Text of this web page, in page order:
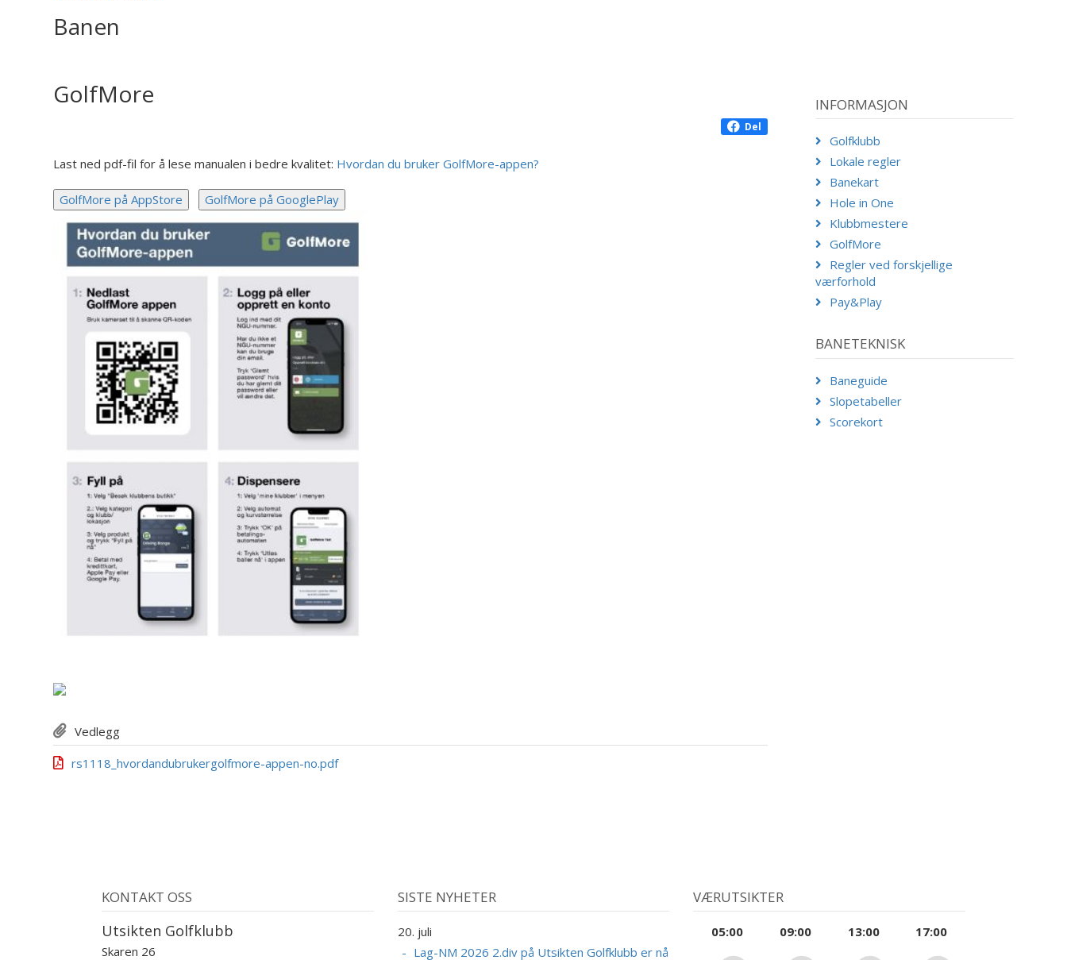
Banen
GolfMore
Del
Last ned pdf-fil for å lese manualen i bedre kvalitet: Hvordan du bruker GolfMore-appen?
Vedlegg
rs1118_hvordandubrukergolfmore-appen-no.pdf
INFORMASJON
Golfklubb
Lokale regler
Banekart
Hole in One
Klubbmestere
GolfMore
Regler ved forskjellige
værforhold
Pay&Play
BANETEKNISK
Baneguide
Slopetabeller
Scorekort
KONTAKT OSS
Utsikten Golfklubb
Skaren 26
SISTE NYHETER
20. juli
Lag-NM 2026 2.div på Utsikten Golfklubb er nå
VÆRUTSIKTER
05:00 09:00 13:00 17:00